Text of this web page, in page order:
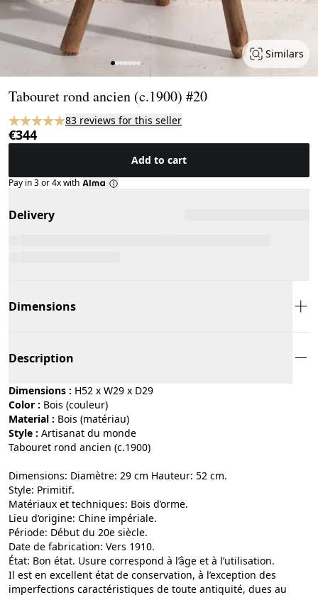
Similars
Tabouret rond ancien (c.1900) #20
83 reviews for this seller
€344
Add to cart
Pay in 3 or 4x with
Delivery
Dimensions
Description
Dimensions : H52 x W29 x D29
Color :
bois (couleur)
Material :
bois (matériau)
Style :
artisanat du monde
Tabouret rond ancien (c.1900)
Dimensions: Diamètre: 29 cm Hauteur: 52 cm.
Style: Primitif.
Matériaux et techniques: Bois d’orme.
Lieu d’origine: Chine impériale.
Période: Début du 20e siècle.
Date de fabrication: Vers 1910.
État: Bon état. Usure correspond à l’âge et à l’utilisation.
Il est en excellent état de conservation, à l’exception des
imperfections caractéristiques de toute antiquité, dues au